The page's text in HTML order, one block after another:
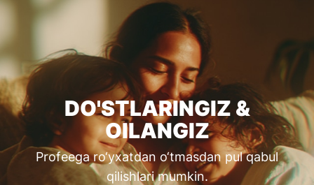
DO'STLARINGIZ &
OILANGIZ
Profeega ro‘yxatdan o‘tmasdan pul qabul
qilishlari mumkin.